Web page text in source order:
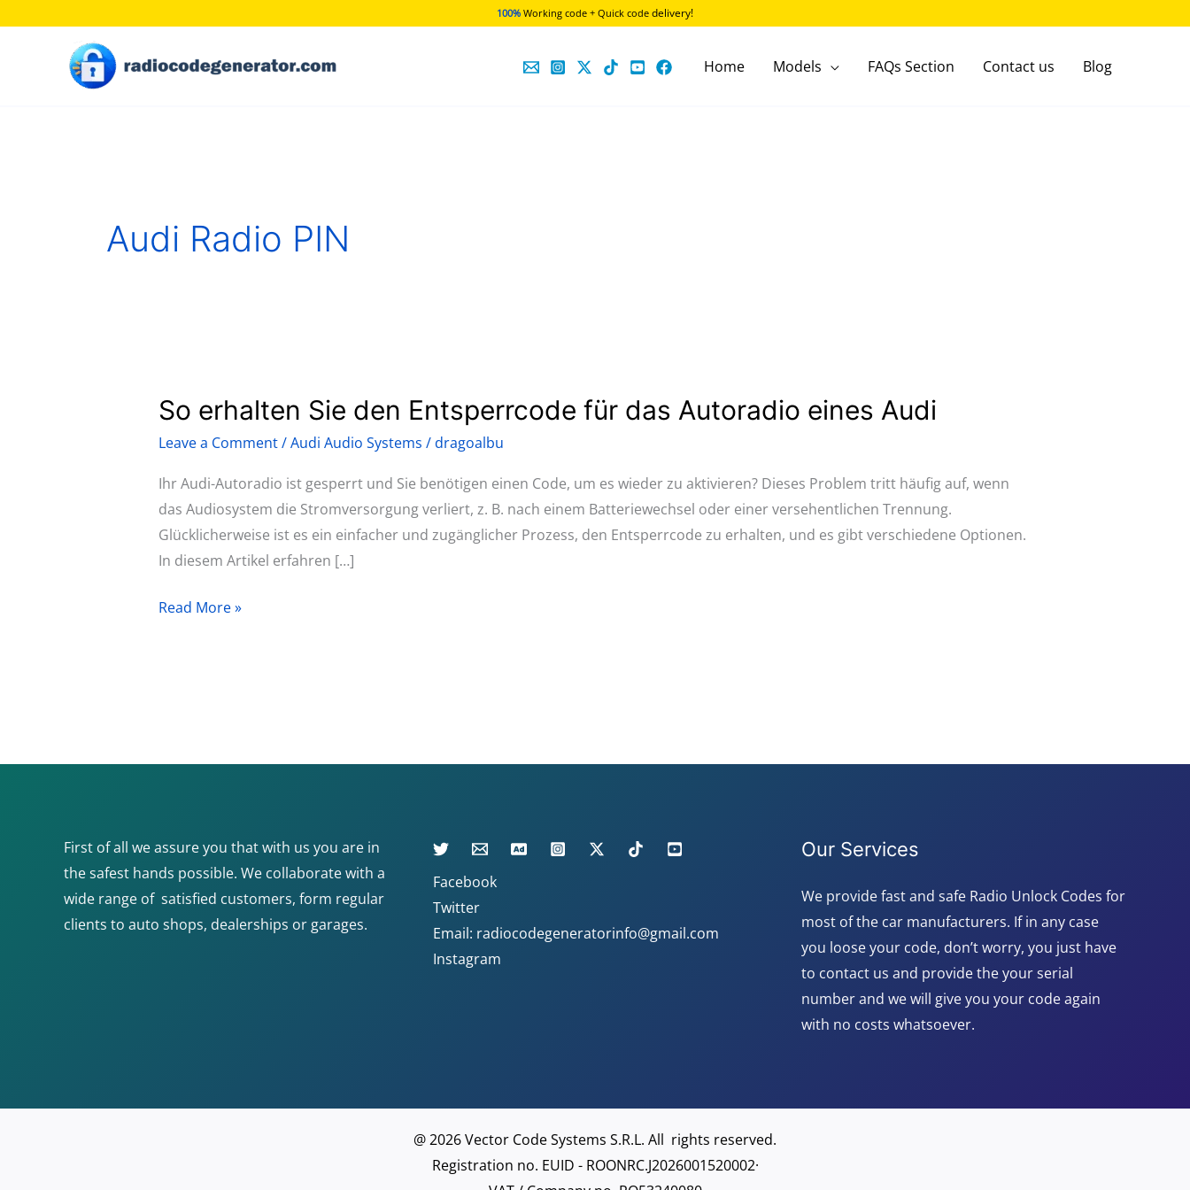
100% Working code + Quick code delivery!
Home Models FAQs Section Contact us Blog
Audi Radio PIN
So erhalten Sie den Entsperrcode für das Autoradio eines Audi
Leave a Comment/Audi Audio Systems /dragoalbu
Ihr Audi-Autoradio ist gesperrt und Sie benötigen einen Code, um es wieder zu aktivieren? Dieses Problem tritt häufig auf, wenn
das Audiosystem die Stromversorgung verliert, z. B. nach einem Batteriewechsel oder einer versehentlichen Trennung.
Glücklicherweise ist es ein einfacher und zugänglicher Prozess, den Entsperrcode zu erhalten, und es gibt verschiedene Optionen.
In diesem Artikel erfahren […]
So
den
Entsperrcode
für
das
eines
Read More »
First of all we assure you that with us you are in
the safest hands possible. We collaborate with a
wide range of satisfied customers, form regular
clients to auto shops, dealerships or garages.
Facebook
Twitter
Email: radiocodegeneratorinfo@gmail.com
Instagram
Our Services
We provide fast and safe Radio Unlock Codes for
most of the car manufacturers. If in any case
you loose your code, don’t worry, you just have
to contact us and provide the your serial
number and we will give you your code again
with no costs whatsoever.
@ 2026 Vector Code Systems S.R.L. All rights reserved.
Registration no. EUID - ROONRC.J2026001520002·